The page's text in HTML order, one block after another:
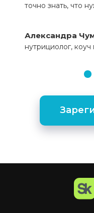
точно знать, что
Александра
нутрициолог,